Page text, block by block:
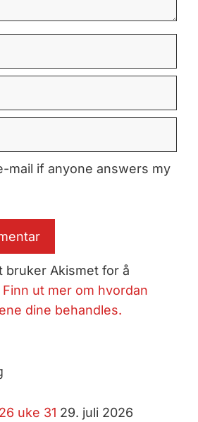
mail if anyone answers my
bruker Akismet for å
Finn ut mer om hvordan
dine behandles.
uke 31 29. juli 2026